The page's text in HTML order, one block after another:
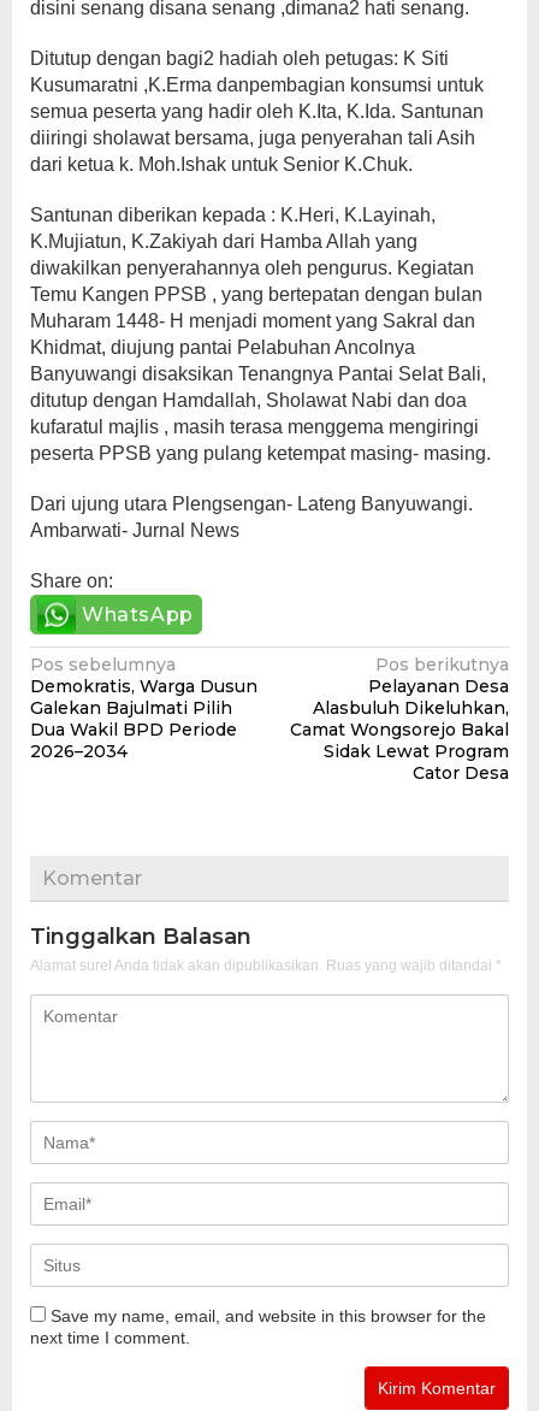
disini senang disana senang ,dimana2 hati senang.
Ditutup dengan bagi2 hadiah oleh petugas: K Siti
Kusumaratni ,K.Erma danpembagian konsumsi untuk
semua peserta yang hadir oleh K.Ita, K.Ida. Santunan
diiringi sholawat bersama, juga penyerahan tali Asih
dari ketua k. Moh.Ishak untuk Senior K.Chuk.
Santunan diberikan kepada : K.Heri, K.Layinah,
K.Mujiatun, K.Zakiyah dari Hamba Allah yang
diwakilkan penyerahannya oleh pengurus. Kegiatan
Temu Kangen PPSB , yang bertepatan dengan bulan
Muharam 1448- H menjadi moment yang Sakral dan
Khidmat, diujung pantai Pelabuhan Ancolnya
Banyuwangi disaksikan Tenangnya Pantai Selat Bali,
ditutup dengan Hamdallah, Sholawat Nabi dan doa
kufaratul majlis , masih terasa menggema mengiringi
peserta PPSB yang pulang ketempat masing- masing.
Dari ujung utara Plengsengan- Lateng Banyuwangi.
Ambarwati- Jurnal News
Share on:
WhatsApp
Navigasi
pos
Pos sebelumnya
Demokratis, Warga Dusun
Galekan Bajulmati Pilih
Dua Wakil BPD Periode
2026–2034
Pos berikutnya
Pelayanan Desa
Alasbuluh Dikeluhkan,
Camat Wongsorejo Bakal
Sidak Lewat Program
Cator Desa
Komentar
Tinggalkan Balasan
Alamat surel Anda tidak akan dipublikasikan. Ruas yang wajib ditandai *
Save my name, email, and website in this browser for the
next time I comment.